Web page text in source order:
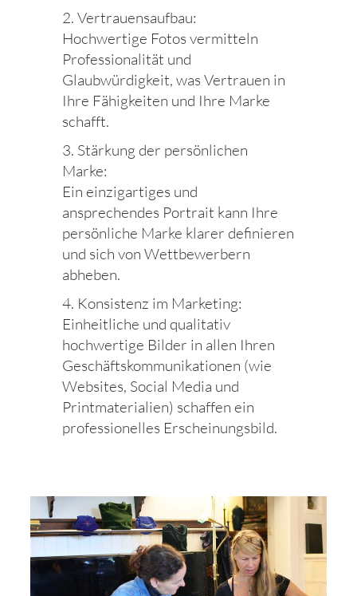
2. Vertrauensaufbau:
Hochwertige Fotos vermitteln
Professionalität und
Glaubwürdigkeit, was Vertrauen in
Ihre Fähigkeiten und Ihre Marke
schafft.
3. Stärkung der persönlichen
Marke:
Ein einzigartiges und
ansprechendes Portrait kann Ihre
persönliche Marke klarer definieren
und sich von Wettbewerbern
abheben.
4. Konsistenz im Marketing:
Einheitliche und qualitativ
hochwertige Bilder in allen Ihren
Geschäftskommunikationen (wie
Websites, Social Media und
Printmaterialien) schaffen ein
professionelles Erscheinungsbild.